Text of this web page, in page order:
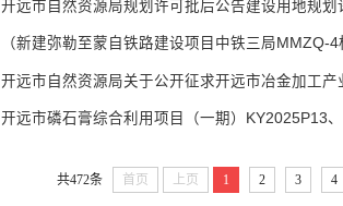
开远市磷石膏综合利用项目（一期）KY2025P13
共472条 首页 上页 1 2 3 4